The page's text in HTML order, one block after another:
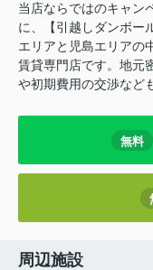
当店ならではのキャン
に、【引越しダンボー
エリアと児島エリアの
賃貸専門店です。地元
や初期費用の交渉など
無料
周辺施設